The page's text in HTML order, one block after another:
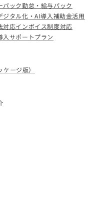
パック勤怠・給与パック
ジタル化・AI導入補助金活用
対応インボイス制度対応
入サポートプラン
ージ版）